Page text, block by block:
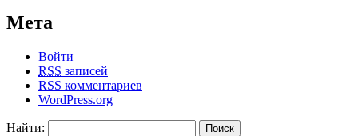
Мета
Войти
RSS записей
RSS комментариев
WordPress.org
Найти: